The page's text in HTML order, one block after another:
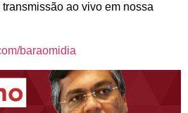
ao vivo em nossa
baraomidia